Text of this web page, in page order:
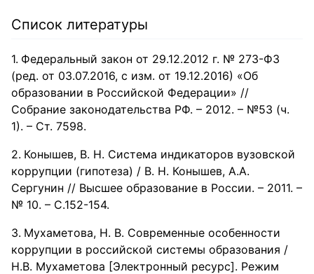
Список литературы
Федеральный закон от 29.12.2012 г. № 273-ФЗ
(ред. от 03.07.2016, с изм. от 19.12.2016) «Об
образовании в Российской Федерации» //
Собрание законодательства РФ. – 2012. – №53 (ч.
1). – Ст. 7598.
Конышев, В. Н. Система индикаторов вузовской
коррупции (гипотеза) / В. Н. Конышев, А.А.
Сергунин // Высшее образование в России. – 2011. –
№ 10. – С.152-154.
Мухаметова, Н. В. Современные особенности
коррупции в российской системы образования /
Н.В. Мухаметова [Электронный ресурс]. Режим